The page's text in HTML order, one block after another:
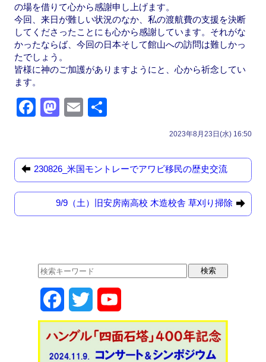
の場を借りて心から感謝申し上げます。
今回、来日が難しい状況のなか、私の渡航費の支援を決断
してくださったことにも心から感謝しています。それがな
かったならば、今回の日本そして館山への訪問は難しかっ
たでしょう。
皆様に神のご加護がありますようにと、心から祈念してい
ます。
F
e
b
o
M
o
d
o
n
E
2023年8月23日(水) 16:50
230826_米国モントレーでアワビ移民の歴史交流
9/9（土）旧安房南高校 木造校舎 草刈り掃除
a w o